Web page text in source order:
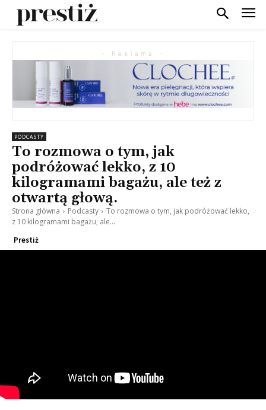
- Reklama -
PODCASTY
To rozmowa o tym, jak
podróżować lekko, z 10
kilogramami bagażu, ale też z
otwartą głową.
Strona główna Podcasty
To rozmowa o tym, jak podróżować lekko,
z 10 kilogramami bagażu, ale...
Prestiż